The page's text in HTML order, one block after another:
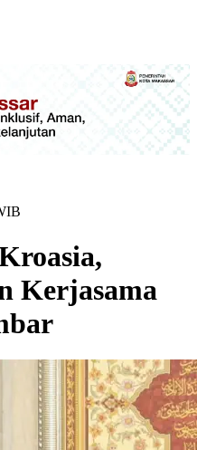
Kerjasama